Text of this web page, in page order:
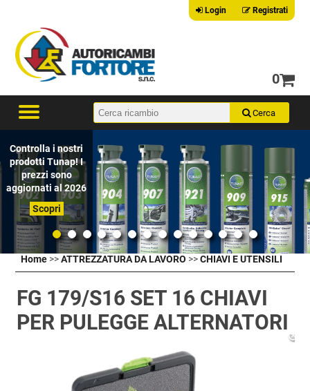
Login Registrati
0
Controlla i nostri
prodotti Tunap! I
prezzi sono
aggiornati al 2026
Scopri
Home >>ATTREZZATURA DA LAVORO >>CHIAVI E UTENSILI
FG 179/S16 SET 16 CHIAVI
PER PULEGGE ALTERNATORI